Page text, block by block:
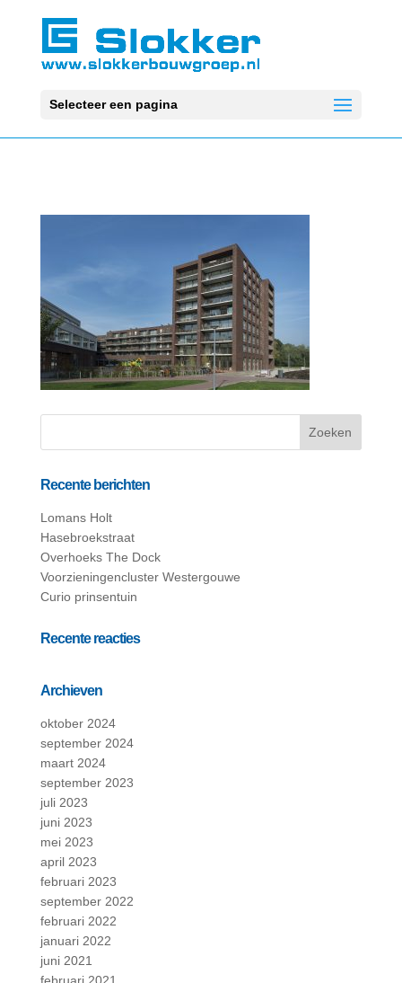
Selecteer een pagina
Recente berichten
Lomans Holt
Hasebroekstraat
Overhoeks The Dock
Voorzieningencluster Westergouwe
Curio prinsentuin
Recente reacties
Archieven
oktober 2024
september 2024
maart 2024
september 2023
juli 2023
juni 2023
mei 2023
april 2023
februari 2023
september 2022
februari 2022
januari 2022
juni 2021